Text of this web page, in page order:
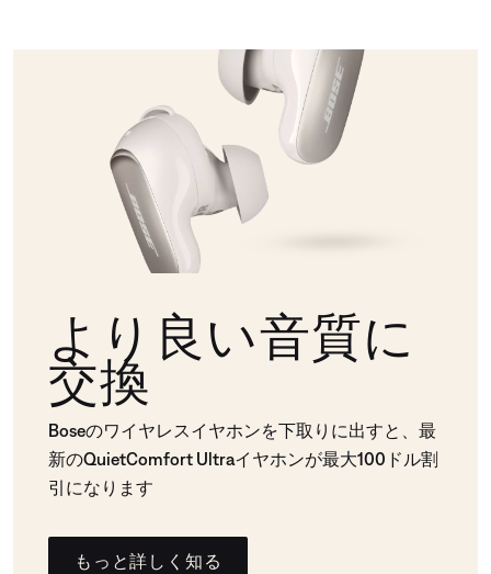
より良い音質に
交換
Boseのワイヤレスイヤホンを下取りに出すと、最
新のQuietComfort Ultraイヤホンが最大100ドル割
引になります
もっと詳しく知る